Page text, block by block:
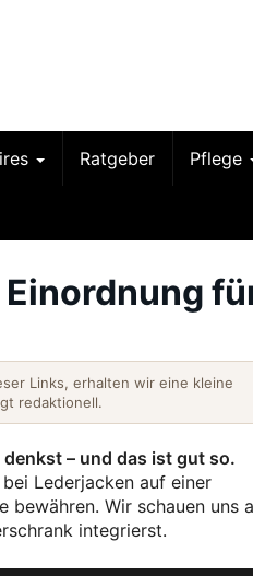
Ratgeber Pflege
Links, erhalten wir eine kleine
redaktionell.
– und das ist gut so.
Lederjacken auf einer
bewähren. Wir schauen uns
integrierst.